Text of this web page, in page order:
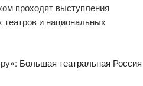
проходят выступления
и национальных
Большая театральная Россия